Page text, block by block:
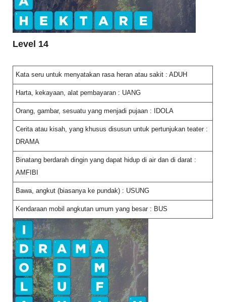
Level 14
Kata seru untuk menyatakan rasa heran atau sakit : ADUH
Harta, kekayaan, alat pembayaran : UANG
Orang, gambar, sesuatu yang menjadi pujaan : IDOLA
Cerita atau kisah, yang khusus disusun untuk pertunjukan teater :
DRAMA
Binatang berdarah dingin yang dapat hidup di air dan di darat :
AMFIBI
Bawa, angkut (biasanya ke pundak) : USUNG
Kendaraan mobil angkutan umum yang besar : BUS